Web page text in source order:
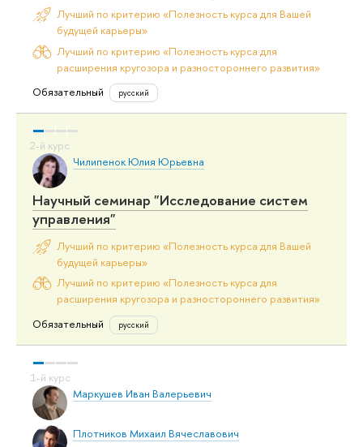
Лучший по критерию «Полезность курса для Вашей
будущей карьеры»
Лучший по критерию «Полезность курса для
расширения кругозора и разностороннего развития»
Обязательный
русский
Чилипенок Юлия Юрьевна
Научный семинар "Исследование систем
управления"
Лучший по критерию «Полезность курса для Вашей
будущей карьеры»
Лучший по критерию «Полезность курса для
расширения кругозора и разностороннего развития»
Обязательный
русский
Маркушев Иван Валерьевич
Плотников Михаил Вячеславович